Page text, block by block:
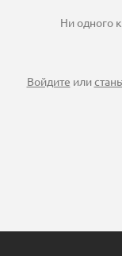
Ни одного
Войдите или